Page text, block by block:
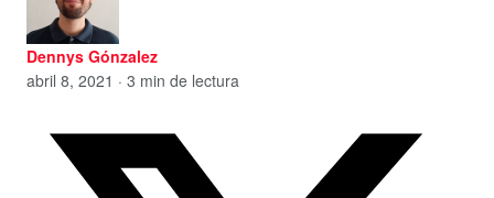
Dennys Gónzalez
abril 8, 2021 · 3 min de lectura